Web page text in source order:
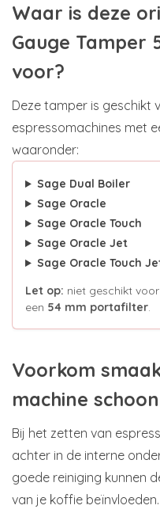
Waar is deze
Gauge Tamper
voor?
Deze tamper is geschikt
espressomachines met
waaronder:
Sage Dual Boiler
Sage Oracle
Sage Oracle Touch
Sage Oracle Jet
Sage Oracle Touch
Let op: niet geschikt
een 54 mm portafilter.
Voorkom
machine schoon
Bij het zetten van
achter in de interne
goede reiniging kunnen
van je koffie